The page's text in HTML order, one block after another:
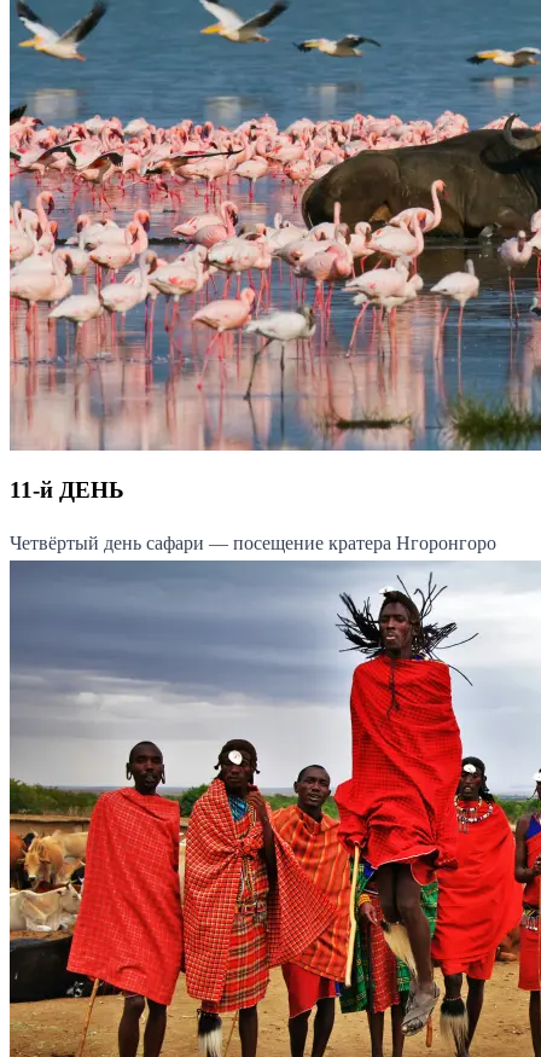
11-й ДЕНЬ
Четвёртый день сафари — посещение кратера Нгоронгоро